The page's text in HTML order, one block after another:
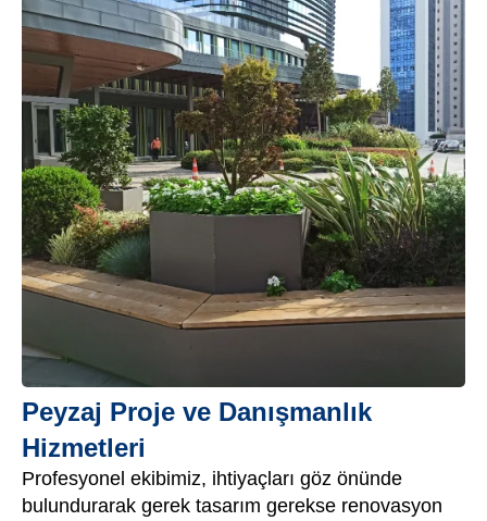
Peyzaj Proje ve Danışmanlık
Hizmetleri
Profesyonel ekibimiz, ihtiyaçları göz önünde
bulundurarak gerek tasarım gerekse renovasyon